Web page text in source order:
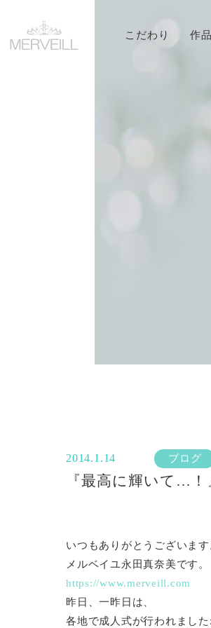
こだわり 作
2014.1.14 ブログ
『最高に輝いて…！
いつもありがとうございます
メルベイユ永田真奈美です。
https://www.merveill.com
昨日、一昨日は、
各地で成人式が行われまし